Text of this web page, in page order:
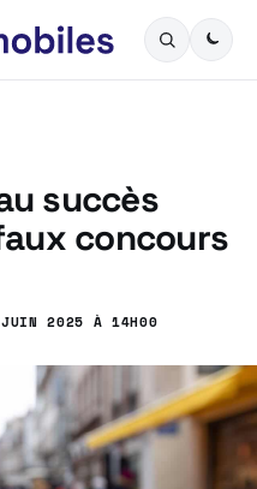
succès
concours
2025 À 14H00